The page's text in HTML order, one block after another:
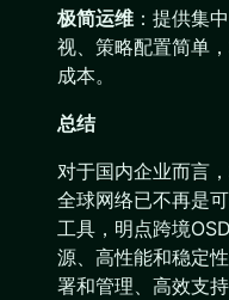
极简运维 ：提供集
视、策略配置简单
成本。
总结
对于国内企业而言
全球网络已不再是
工具，明点跨境
源、高性能和稳定
署和管理、高效支